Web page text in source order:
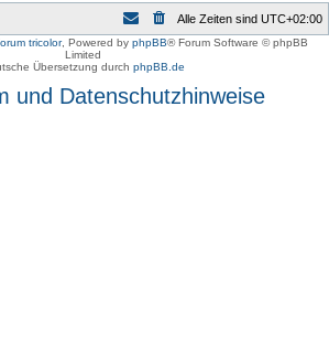
Alle Zeiten sind UTC+02:00
tricolor, Powered by phpBB® Forum Software © phpBB
Limited
Übersetzung durch phpBB.de
und Datenschutzhinweise